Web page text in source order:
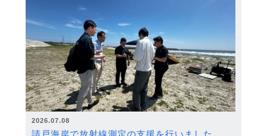
2026.07.08
請戸海岸で放射線測定の支援を行いました。